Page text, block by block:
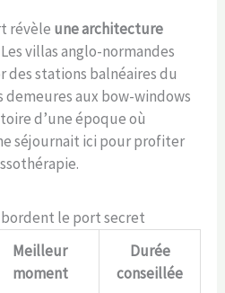
révèle une architecture
Les villas anglo-normandes
des stations balnéaires du
demeures aux bow-windows
d’une époque où
séjournait ici pour profiter
le port secret
Meilleur
moment
Durée
conseillée